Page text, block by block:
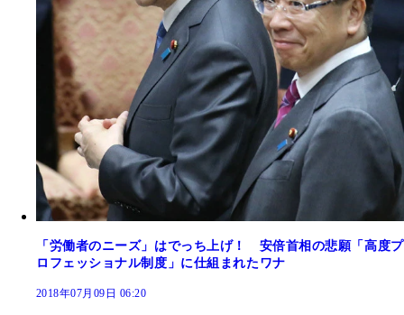
「労働者のニーズ」はでっち上げ！ 安倍首相の悲願「高度プ
ロフェッショナル制度」に仕組まれたワナ
2018年07月09日 06:20